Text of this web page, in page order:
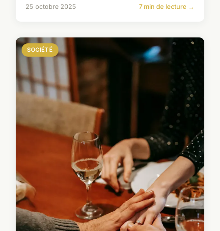
25 octobre 2025 7 min de lecture →
SOCIÉTÉ